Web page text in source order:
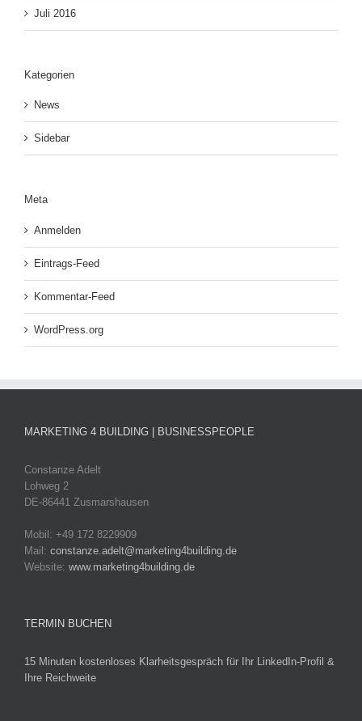
Juli 2016
Kategorien
News
Sidebar
Meta
Anmelden
Eintrags-Feed
Kommentar-Feed
WordPress.org
MARKETING 4 BUILDING | BUSINESSPEOPLE
Constanze Adelt
Lohweg 2
DE-86441 Zusmarshausen
Mobil: +49 172 8229909
Mail: constanze.adelt@marketing4building.de
Website: www.marketing4building.de
TERMIN BUCHEN
15 Minuten kostenloses Klarheitsgespräch für Ihr LinkedIn-Profil &
Ihre Reichweite